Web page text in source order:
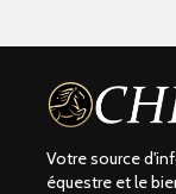
Votre source
équestre et le